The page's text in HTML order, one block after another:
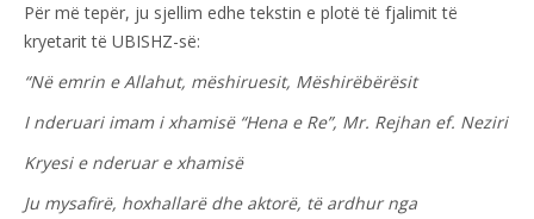
Për më tepër, ju sjellim edhe tekstin e plotë të fjalimit të
kryetarit të UBISHZ-së:
“Në emrin e Allahut, mëshiruesit, Mëshirëbërësit
I nderuari imam i xhamisë “Hena e Re”, Mr. Rejhan ef. Neziri
Kryesi e nderuar e xhamisë
Ju mysafirë, hoxhallarë dhe aktorë, të ardhur nga